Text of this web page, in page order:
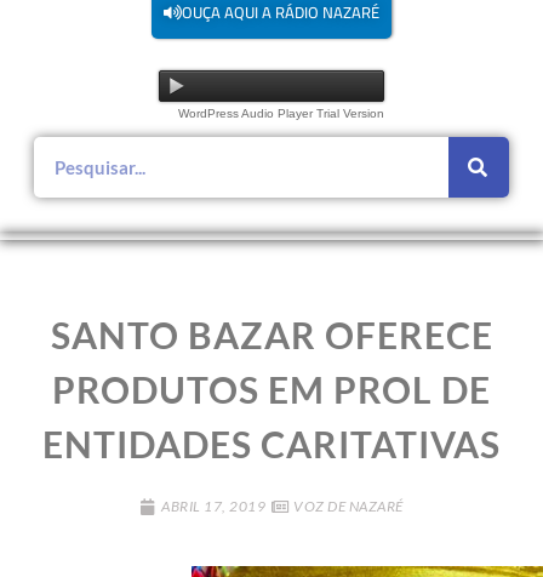
OUÇA AQUI A RÁDIO NAZARÉ
WordPress Audio Player Trial Version
SANTO BAZAR OFERECE
PRODUTOS EM PROL DE
ENTIDADES CARITATIVAS
ABRIL 17, 2019 VOZ DE NAZARÉ